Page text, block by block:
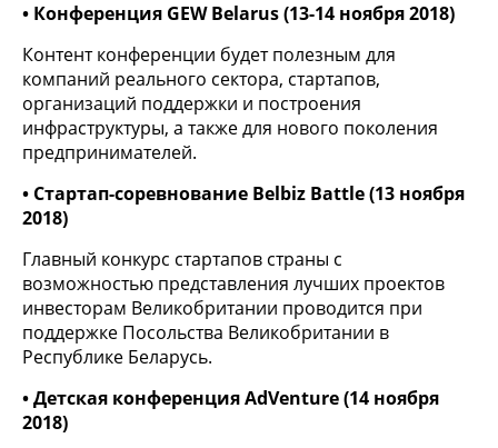
• Конференция GEW Belarus (13-14 ноября 2018)
Контент конференции будет полезным для
компаний реального сектора, стартапов,
организаций поддержки и построения
инфраструктуры, а также для нового поколения
предпринимателей.
• Стартап-соревнование Belbiz Battle (13 ноября
2018)
Главный конкурс стартапов страны с
возможностью представления лучших проектов
инвесторам Великобритании проводится при
поддержке Посольства Великобритании в
Республике Беларусь.
• Детская конференция AdVenture (14 ноября
2018)